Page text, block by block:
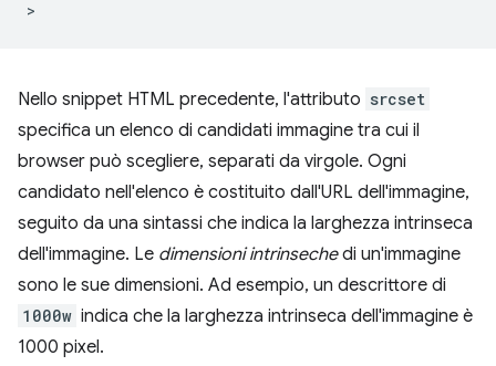
Nello snippet HTML precedente, l'attributo srcset
specifica un elenco di candidati immagine tra cui il
browser può scegliere, separati da virgole. Ogni
candidato nell'elenco è costituito dall'URL dell'immagine,
seguito da una sintassi che indica la larghezza intrinseca
dell'immagine. Le dimensioni intrinsechedi un'immagine
sono le sue dimensioni. Ad esempio, un descrittore di
1000w indica che la larghezza intrinseca dell'immagine è
1000 pixel.